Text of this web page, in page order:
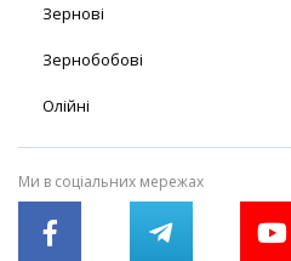
Зернові
Зернобобові
Олійні
Ми в соціальних мережах